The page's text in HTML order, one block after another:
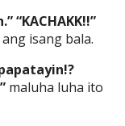
“KACHAKK!!”
isang bala.
maluha luha ito